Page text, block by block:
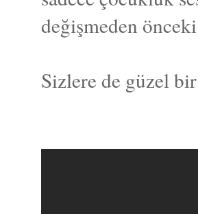
değişmeden
Sizlere de güzel